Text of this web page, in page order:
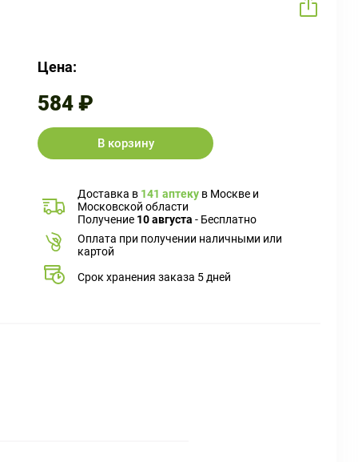
Цена:
584 ₽
В корзину
Доставка в 141 аптеку в Москве и
Московской области
Получение 10 августа - Бесплатно
Оплата при получении наличными или
картой
Срок хранения заказа 5 дней